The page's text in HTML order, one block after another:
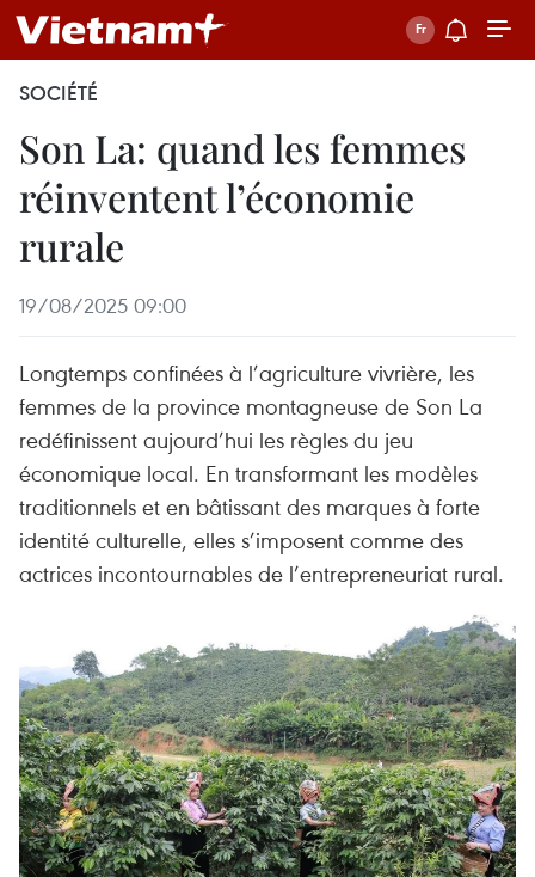
SOCIÉTÉ
Son La: quand les femmes
réinventent l’économie
rurale
19/08/2025 09:00
Longtemps confinées à l’agriculture vivrière, les
femmes de la province montagneuse de Son La
redéfinissent aujourd’hui les règles du jeu
économique local. En transformant les modèles
traditionnels et en bâtissant des marques à forte
identité culturelle, elles s’imposent comme des
actrices incontournables de l’entrepreneuriat rural.